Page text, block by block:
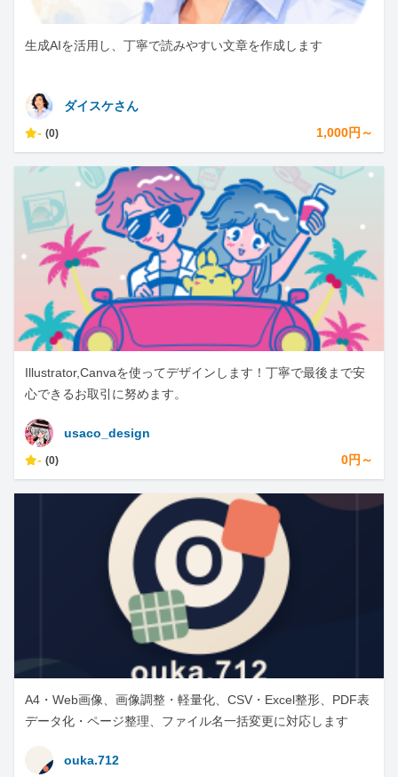
生成AIを活用し、丁寧で読みやすい文章を作成します
ダイスケさん
- (0) 1,000円～
Illustrator,Canvaを使ってデザインします！丁寧で最後まで安
心できるお取引に努めます。
usaco_design
- (0) 0円～
A4・Web画像、画像調整・軽量化、CSV・Excel整形、PDF表
データ化・ページ整理、ファイル名一括変更に対応します
ouka.712